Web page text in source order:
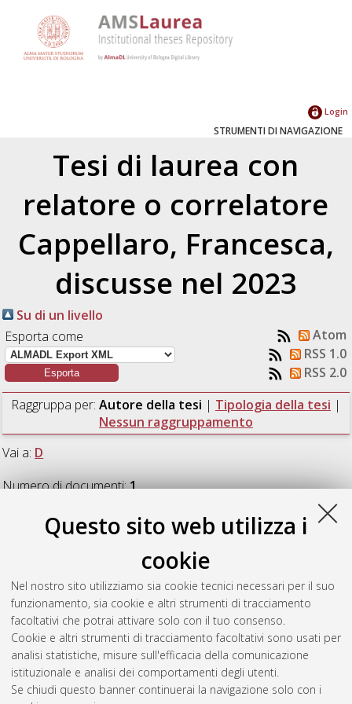
Questo sito web utilizza i
cookie
Nel nostro sito utilizziamo sia cookie tecnici necessari per il suo
funzionamento, sia cookie e altri strumenti di tracciamento
facoltativi che potrai attivare solo con il tuo consenso.
Cookie e altri strumenti di tracciamento facoltativi sono usati per
analisi statistiche, misure sull'efficacia della comunicazione
istituzionale e analisi dei comportamenti degli utenti.
Se chiudi questo banner continuerai la navigazione solo con i
Login
STRUMENTI DI NAVIGAZIONE
Tesi di laurea con
relatore o correlatore
Cappellaro, Francesca,
discusse nel 2023
Su di un livello
Esporta come
Atom
RSS 1.0
RSS 2.0
Raggruppa per: Autore della tesi | Tipologia della tesi |
Nessun raggruppamento
Vai a: D
Numero di documenti:1.
gestione efficiente e circolare della risorsa idrica in ambito
urbano. Il caso della città di Bologna.[Laurea magistrale],
Università di Bologna, Corso di Studio inIngegneria per
l'ambiente e il territorio [LM-DM270]
Questa lista e' stata generata ilFri Aug 7 21:03:21 2026 CEST